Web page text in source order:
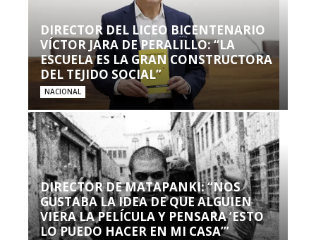
DIRECTOR DEL LICEO BICENTENARIO
VÍCTOR JARA DE PERALILLO: “LA
ESCUELA ES LA GRAN CONSTRUCTORA
DEL TEJIDO SOCIAL”
NACIONAL
DIRECTOR DE MATAPANKI: “NOS
GUSTABA LA IDEA DE QUE ALGUIEN
VIERA LA PELÍCULA Y PENSARA ‘ESTO
LO PUEDO HACER EN MI CASA’”